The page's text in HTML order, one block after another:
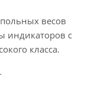
весов
индикаторов с
класса.